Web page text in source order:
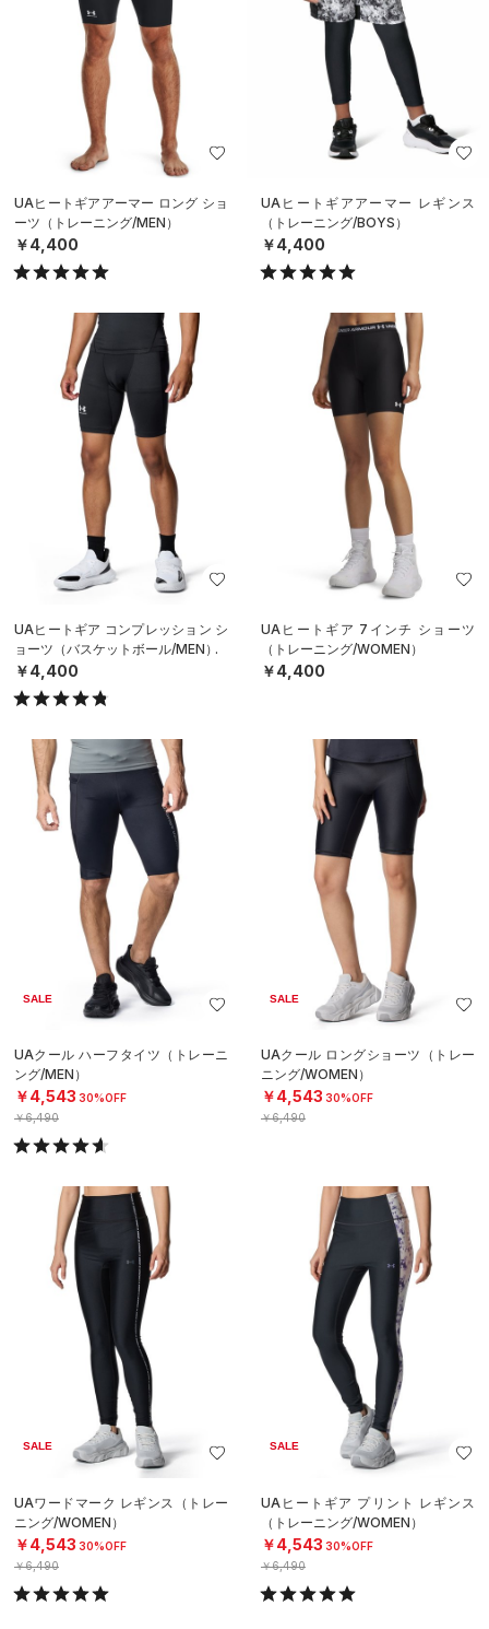
UAヒートギアアーマー ロング ショ
ーツ（トレーニング/MEN）
￥4,400
UAヒートギアアーマー レギンス
（トレーニング/BOYS）
￥4,400
UAヒートギア コンプレッション シ
ョーツ（バスケットボール/MEN）
￥4,400
UAヒートギア 7インチ ショーツ
（トレーニング/WOMEN）
￥4,400
SALE
UAクール ハーフタイツ（トレーニ
ング/MEN）
￥4,543 30%OFF
￥6,490
SALE
UAクール ロングショーツ（トレー
ニング/WOMEN）
￥4,543 30%OFF
￥6,490
SALE
UAワードマーク レギンス（トレー
ニング/WOMEN）
￥4,543 30%OFF
￥6,490
SALE
UAヒートギア プリント レギンス
（トレーニング/WOMEN）
￥4,543 30%OFF
￥6,490